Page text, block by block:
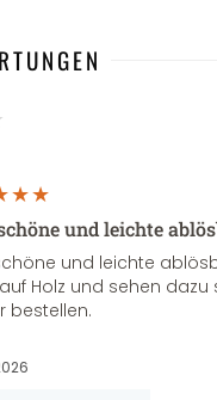
und leichte
und leichte
Holz und sehen
bestellen.